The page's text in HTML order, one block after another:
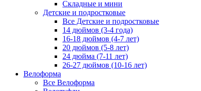
Складные и мини
Детские и подростковые
Все Детские и подростковые
14 дюймов (3-4 года)
16-18 дюймов (4-7 лет)
20 дюймов (5-8 лет)
24 дюйма (7-11 лет)
26-27 дюймов (10-16 лет)
Велоформа
Все Велоформа